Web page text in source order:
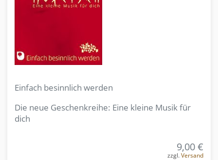
Einfach besinnlich werden
Die neue Geschenkreihe: Eine kleine Musik für
dich
9,00 €
zzgl.Versand